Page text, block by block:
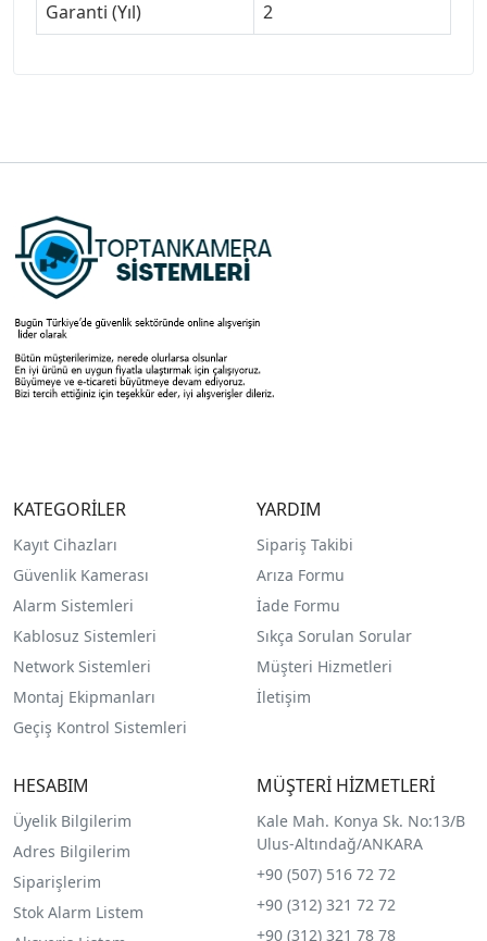
Garanti (Yıl)
2
KATEGORİLER
Kayıt Cihazları
Güvenlik Kamerası
Alarm Sistemleri
Kablosuz Sistemleri
Network Sistemleri
Montaj Ekipmanları
Geçiş Kontrol Sistemleri
YARDIM
Sipariş Takibi
Arıza Formu
İade Formu
Sıkça Sorulan Sorular
Müşteri Hizmetleri
İletişim
HESABIM
Üyelik Bilgilerim
Adres Bilgilerim
Siparişlerim
Stok Alarm Listem
MÜŞTERİ HİZMETLERİ
Kale Mah. Konya Sk. No:13/B
Ulus-Altındağ/ANKARA
+90 (507) 516 72 72
+90 (312) 321 72 72
+90 (312) 321 78 78